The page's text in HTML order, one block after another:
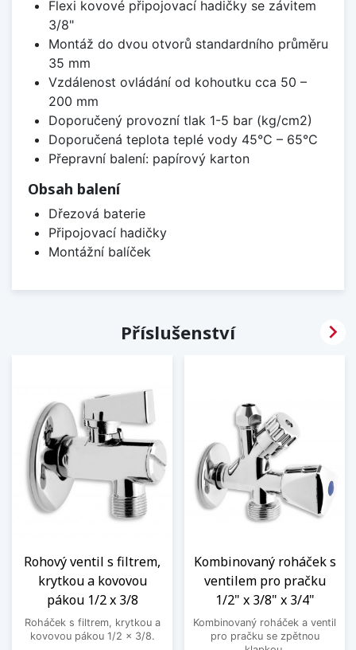
Flexi kovové připojovací hadičky se závitem
3/8"
Montáž do dvou otvorů standardního průměru
35 mm
Vzdálenost ovládání od kohoutku cca 50 –
200 mm
Doporučený provozní tlak 1-5 bar (kg/cm2)
Doporučená teplota teplé vody 45°C – 65°C
Přepravní balení: papírový karton
Obsah balení
Dřezová baterie
Připojovací hadičky
Montážní balíček
Příslušenství
Rohový ventil s filtrem,
krytkou a kovovou
pákou 1/2 x 3/8
Roháček s filtrem, krytkou a
kovovou pákou 1/2 x 3/8.
Kombinovaný roháček s
ventilem pro pračku
1/2" x 3/8" x 3/4"
Kombinovaný roháček a ventil
pro pračku se zpětnou
